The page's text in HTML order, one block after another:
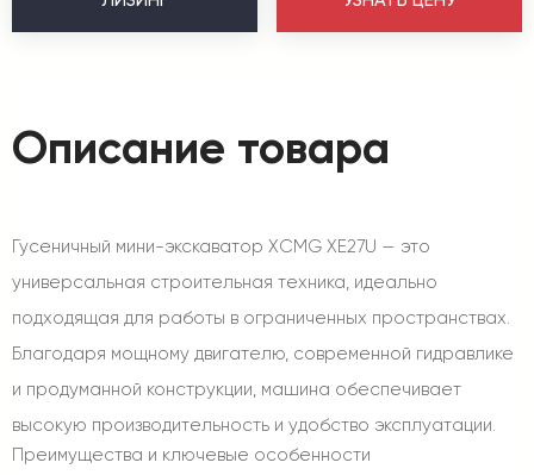
Описание товара
Гусеничный мини-экскаватор XCMG XE27U — это
универсальная строительная техника, идеально
подходящая для работы в ограниченных пространствах.
Благодаря мощному двигателю, современной гидравлике
и продуманной конструкции, машина обеспечивает
высокую производительность и удобство эксплуатации.
Преимущества и ключевые особенности